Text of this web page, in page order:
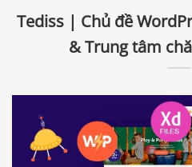
Tediss | Chủ đề
& Trung tâm